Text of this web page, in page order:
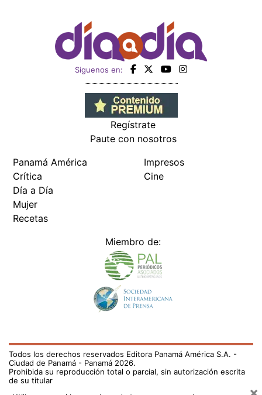
Siguenos en:
Regístrate
Paute con nosotros
Panamá América
Crítica
Día a Día
Mujer
Recetas
Impresos
Cine
Miembro de:
Todos los derechos reservados Editora Panamá América S.A. -
Ciudad de Panamá - Panamá 2026.
Prohibida su reproducción total o parcial, sin autorización escrita
de su titular